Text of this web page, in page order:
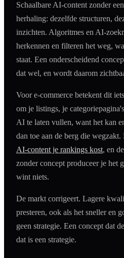
Schaalbare AI-content zonder
herhaling: dezelfde structuren,
inzichten. Algoritmes en AI-
herkennen en filteren het weg,
staat. Een onderscheidend
dat wel, en wordt daarom
Voor e-commerce betekent dit
om je listings, je
AI te laten vullen, want het kan
dan toe aan de berg die
AI-content je rankings kost, en
zonder concept produceer je het
wint niets.
De markt corrigeert. Lagere
presteren, ook als het sneller en
geen strategie. Een concept dat
dat is een strategie.